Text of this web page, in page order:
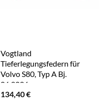
Vogtland
Tieferlegungsfedern für
Volvo S80, Typ A Bj.
06.2006-
134,40€